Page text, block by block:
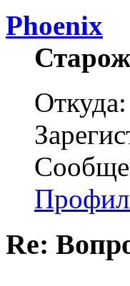
Phoenix
Re: